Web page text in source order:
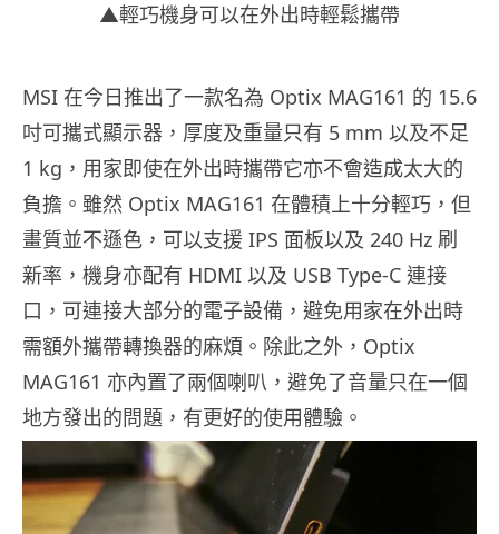
▲輕巧機身可以在外出時輕鬆攜帶
MSI 在今日推出了一款名為 Optix MAG161 的 15.6
吋可攜式顯示器，厚度及重量只有 5 mm 以及不足
1 kg，用家即使在外出時攜帶它亦不會造成太大的
負擔。雖然 Optix MAG161 在體積上十分輕巧，但
畫質並不遜色，可以支援 IPS 面板以及 240 Hz 刷
新率，機身亦配有 HDMI 以及 USB Type-C 連接
口，可連接大部分的電子設備，避免用家在外出時
需額外攜帶轉換器的麻煩。除此之外，Optix
MAG161 亦內置了兩個喇叭，避免了音量只在一個
地方發出的問題，有更好的使用體驗。